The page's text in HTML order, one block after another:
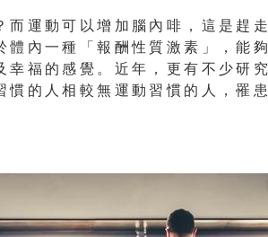
而運動可以增加腦內啡，這是趕
體內一種「報酬性質激素」，能
幸福的感覺。近年，更有不少研
慣的人相較無運動習慣的人，罹